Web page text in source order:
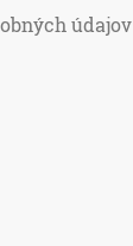
údajov